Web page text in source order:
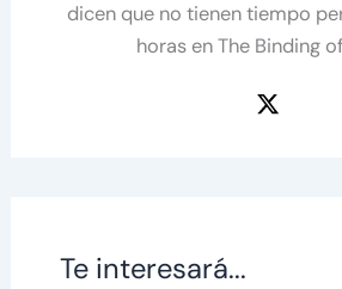
dicen que no tienen tiempo
horas en The Binding
Te interesará...